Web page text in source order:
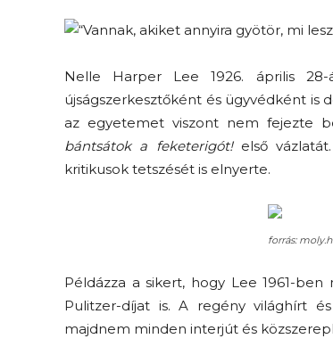
Nelle Harper Lee 1926. április
újságszerkesztőként és ügyvédként is
az egyetemet viszont nem fejezte
bántsátok a feketerigót!első
kritikusok tetszését is elnyerte.
forrás:
Példázza a sikert, hogy Lee 1961-
Pulitzer-díjat is. A regény világhírt
majdnem minden interjút és